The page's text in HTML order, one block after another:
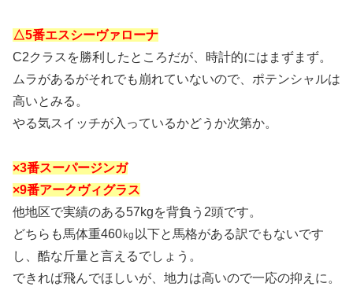
△5番エスシーヴァローナ
C2クラスを勝利したところだが、時計的にはまずまず。
ムラがあるがそれでも崩れていないので、ポテンシャルは
高いとみる。
やる気スイッチが入っているかどうか次第か。
×3番スーパージンガ
×9番アークヴィグラス
他地区で実績のある57kgを背負う2頭です。
どちらも馬体重460㎏以下と馬格がある訳でもないです
し、酷な斤量と言えるでしょう。
できれば飛んでほしいが、地力は高いので一応の抑えに。